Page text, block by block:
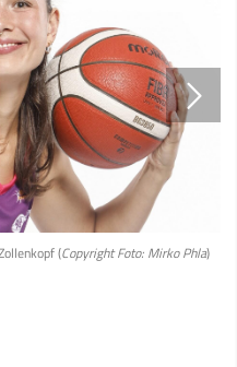
(Copyright Foto: Mirko Phla)